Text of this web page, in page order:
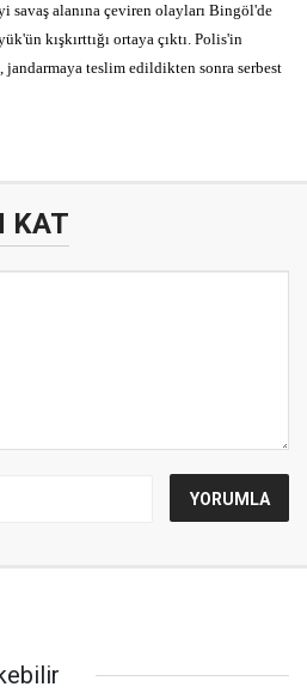
savaş alanına çeviren olayları Bingöl'de
kışkırttığı ortaya çıktı. Polis'in
jandarmaya teslim edildikten sonra serbest
KAT